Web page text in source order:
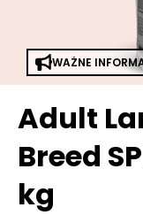
WAŻNE
Adult
Breed
kg